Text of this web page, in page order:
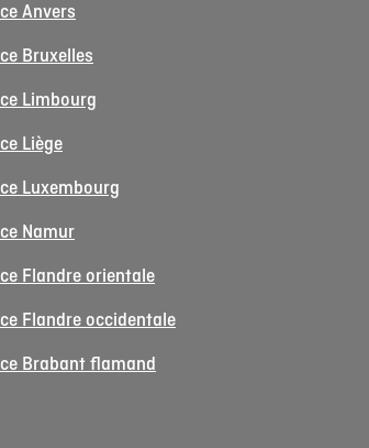
Anvers
Bruxelles
Limbourg
Liège
Luxembourg
Namur
Flandre orientale
Flandre occidentale
Brabant flamand